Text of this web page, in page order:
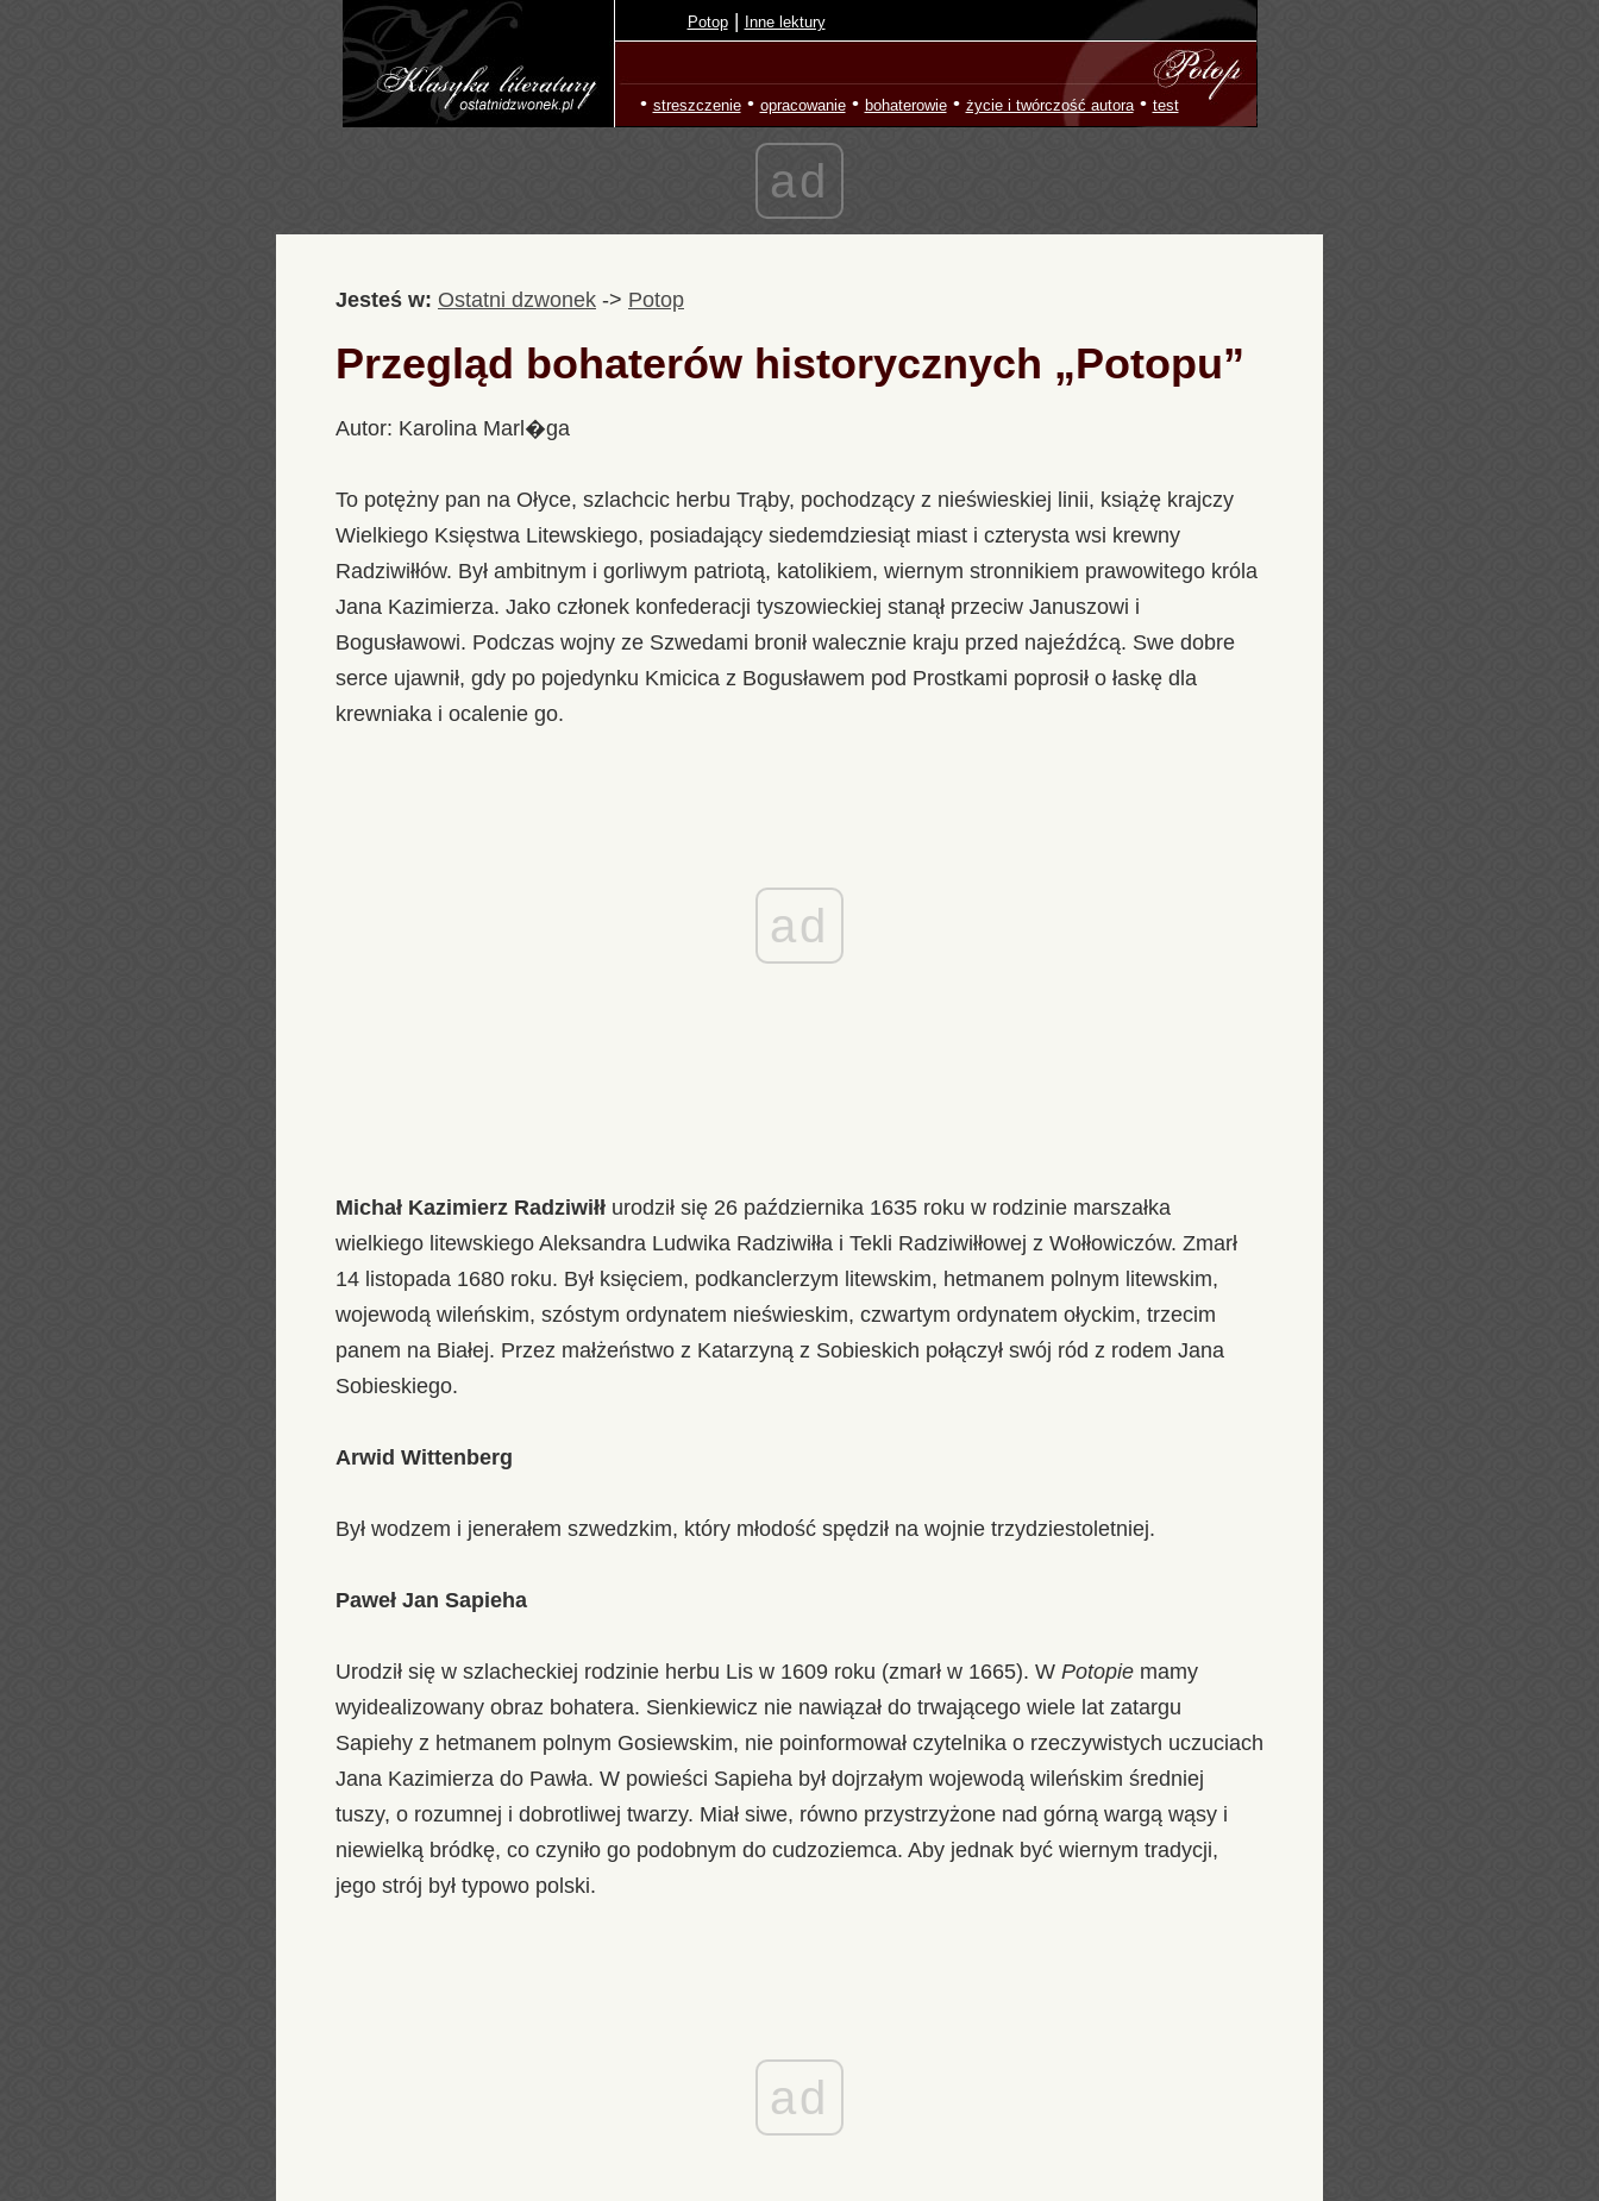
Potop | Inne lektury
• streszczenie• opracowanie• bohaterowie• życie i twórczość autora• test
ad
Jesteś w: Ostatni dzwonek -> Potop
Przegląd bohaterów historycznych „Potopu”
Autor: Karolina Marl�ga
To potężny pan na Ołyce, szlachcic herbu Trąby, pochodzący z nieświeskiej linii, książę krajczy
Wielkiego Księstwa Litewskiego, posiadający siedemdziesiąt miast i czterysta wsi krewny
Radziwiłłów. Był ambitnym i gorliwym patriotą, katolikiem, wiernym stronnikiem prawowitego króla
Jana Kazimierza. Jako członek konfederacji tyszowieckiej stanął przeciw Januszowi i
Bogusławowi. Podczas wojny ze Szwedami bronił walecznie kraju przed najeźdźcą. Swe dobre
serce ujawnił, gdy po pojedynku Kmicica z Bogusławem pod Prostkami poprosił o łaskę dla
krewniaka i ocalenie go.
ad
Michał Kazimierz Radziwiłł urodził się 26 października 1635 roku w rodzinie marszałka
wielkiego litewskiego Aleksandra Ludwika Radziwiłła i Tekli Radziwiłłowej z Wołłowiczów. Zmarł
14 listopada 1680 roku. Był księciem, podkanclerzym litewskim, hetmanem polnym litewskim,
wojewodą wileńskim, szóstym ordynatem nieświeskim, czwartym ordynatem ołyckim, trzecim
panem na Białej. Przez małżeństwo z Katarzyną z Sobieskich połączył swój ród z rodem Jana
Sobieskiego.
Arwid Wittenberg
Był wodzem i jenerałem szwedzkim, który młodość spędził na wojnie trzydziestoletniej.
Paweł Jan Sapieha
Urodził się w szlacheckiej rodzinie herbu Lis w 1609 roku (zmarł w 1665). W Potopie mamy
wyidealizowany obraz bohatera. Sienkiewicz nie nawiązał do trwającego wiele lat zatargu
Sapiehy z hetmanem polnym Gosiewskim, nie poinformował czytelnika o rzeczywistych uczuciach
Jana Kazimierza do Pawła. W powieści Sapieha był dojrzałym wojewodą wileńskim średniej
tuszy, o rozumnej i dobrotliwej twarzy. Miał siwe, równo przystrzyżone nad górną wargą wąsy i
niewielką bródkę, co czyniło go podobnym do cudzoziemca. Aby jednak być wiernym tradycji,
jego strój był typowo polski.
ad